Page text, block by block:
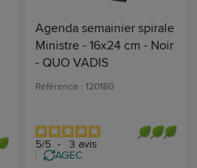
Agenda semainier spirale
Ministre - 16x24 cm - Noir
- QUO VADIS
Référence : 120180
5/5 - 3 avis
AGEC